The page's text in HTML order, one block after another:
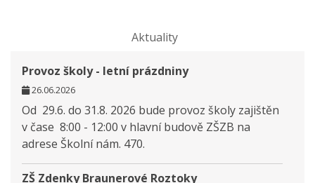
Aktuality
Provoz školy - letní prázdniny
26.06.2026
Od 29.6. do 31.8. 2026 bude provoz školy zajištěn
v čase 8:00 - 12:00 v hlavní budově ZŠZB na
adrese Školní nám. 470.
ZŠ Zdenky Braunerové Roztoky